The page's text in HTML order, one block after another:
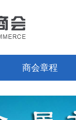
商会章程